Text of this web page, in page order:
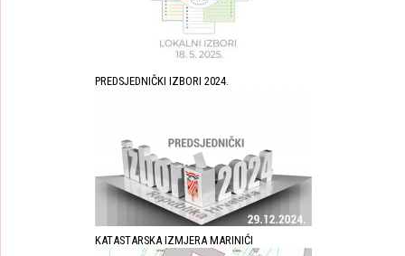
PREDSJEDNIČKI IZBORI 2024.
KATASTARSKA IZMJERA MARINIĆI